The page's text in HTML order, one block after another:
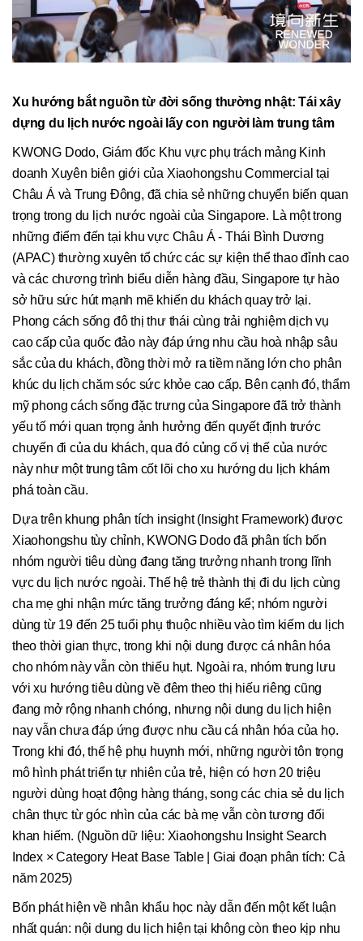
Xu hướng bắt nguồn từ đời sống thường nhật: Tái xây
dựng du lịch nước ngoài lấy con người làm trung tâm
KWONG Dodo, Giám đốc Khu vực phụ trách mảng Kinh
doanh Xuyên biên giới của Xiaohongshu Commercial tại
Châu Á và Trung Đông, đã chia sẻ những chuyển biến quan
trọng trong du lịch nước ngoài của Singapore. Là một trong
những điểm đến tại khu vực Châu Á - Thái Bình Dương
(APAC) thường xuyên tổ chức các sự kiện thể thao đỉnh cao
và các chương trình biểu diễn hàng đầu, Singapore tự hào
sở hữu sức hút mạnh mẽ khiến du khách quay trở lại.
Phong cách sống đô thị thư thái cùng trải nghiệm dịch vụ
cao cấp của quốc đảo này đáp ứng nhu cầu hoà nhập sâu
sắc của du khách, đồng thời mở ra tiềm năng lớn cho phân
khúc du lịch chăm sóc sức khỏe cao cấp. Bên cạnh đó, thẩm
mỹ phong cách sống đặc trưng của Singapore đã trở thành
yếu tố mới quan trọng ảnh hưởng đến quyết định trước
chuyến đi của du khách, qua đó củng cố vị thế của nước
này như một trung tâm cốt lõi cho xu hướng du lịch khám
phá toàn cầu.
Dựa trên khung phân tích insight (Insight Framework) được
Xiaohongshu tùy chỉnh, KWONG Dodo đã phân tích bốn
nhóm người tiêu dùng đang tăng trưởng nhanh trong lĩnh
vực du lịch nước ngoài. Thế hệ trẻ thành thị đi du lịch cùng
cha mẹ ghi nhận mức tăng trưởng đáng kể; nhóm người
dùng từ 19 đến 25 tuổi phụ thuộc nhiều vào tìm kiếm du lịch
theo thời gian thực, trong khi nội dung được cá nhân hóa
cho nhóm này vẫn còn thiếu hụt. Ngoài ra, nhóm trung lưu
với xu hướng tiêu dùng về đêm theo thị hiếu riêng cũng
đang mở rộng nhanh chóng, nhưng nội dung du lịch hiện
nay vẫn chưa đáp ứng được nhu cầu cá nhân hóa của họ.
Trong khi đó, thế hệ phụ huynh mới, những người tôn trọng
mô hình phát triển tự nhiên của trẻ, hiện có hơn 20 triệu
người dùng hoạt động hàng tháng, song các chia sẻ du lịch
chân thực từ góc nhìn của các bà mẹ vẫn còn tương đối
khan hiếm. (Nguồn dữ liệu: Xiaohongshu Insight Search
Index × Category Heat Base Table | Giai đoạn phân tích: Cả
năm 2025)
Bốn phát hiện về nhân khẩu học này dẫn đến một kết luận
nhất quán: nội dung du lịch hiện tại không còn theo kịp nhu